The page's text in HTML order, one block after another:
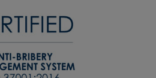
o altri strumenti di
da quelli tecnici.
consulta la